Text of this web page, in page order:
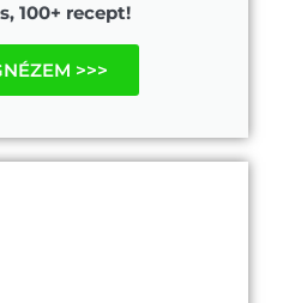
100+ recept!
>>>